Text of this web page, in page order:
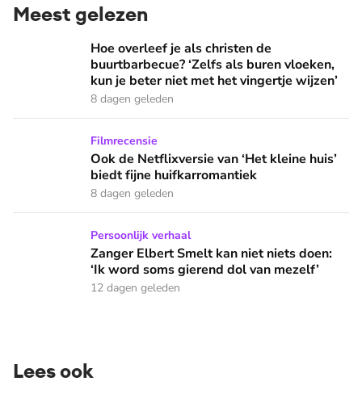
Meest gelezen
Hoe overleef je als christen de buurtbarbecue? ‘Zelfs als
Hoe overleef je als christen de
buurtbarbecue? ‘Zelfs als buren vloeken,
kun je beter niet met het vingertje wijzen’
8 dagen geleden
Ook de Netflixversie van ‘Het kleine huis’ biedt fijne
Filmrecensie
Ook de Netflixversie van ‘Het kleine huis’
biedt fijne huifkarromantiek
8 dagen geleden
Zanger Elbert Smelt kan niet niets doen: ‘Ik word soms
Persoonlijk verhaal
Zanger Elbert Smelt kan niet niets doen:
‘Ik word soms gierend dol van mezelf’
12 dagen geleden
Lees ook